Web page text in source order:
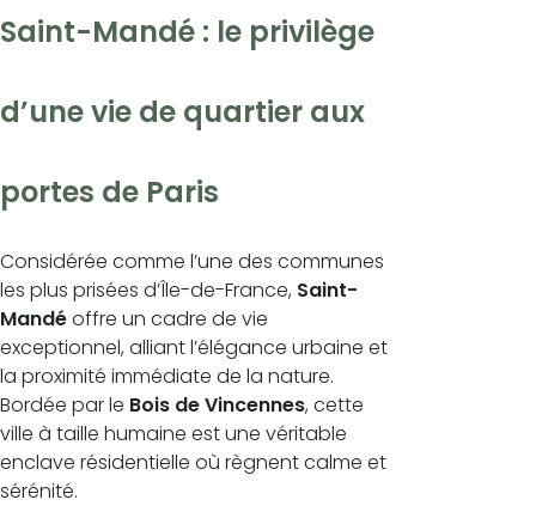
Saint-Mandé : le privilège
d’une vie de quartier aux
portes de Paris
Considérée comme l’une des communes
les plus prisées d’Île-de-France, Saint-
Mandéoffre un cadre de vie
exceptionnel, alliant l’élégance urbaine et
la proximité immédiate de la nature.
Bordée par le Bois de Vincennes, cette
ville à taille humaine est une véritable
enclave résidentielle où règnent calme et
sérénité.